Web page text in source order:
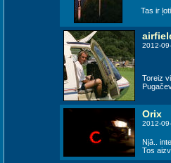
Tas ir
2012-
Toreiz
Orix
2012-
Njā..
Tos